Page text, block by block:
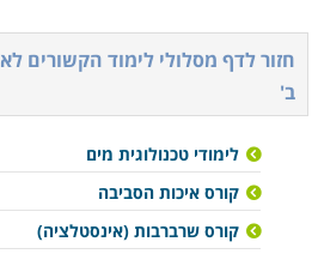
חזור לדף מסלולי לימוד הקשורים ל
ב'
לימודי טכנולוגית מים
קורס איכות הסביבה
קורס שרברבות (אינסטלציה)